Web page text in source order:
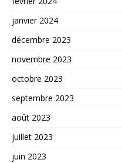
janvier 2024
décembre 2023
novembre 2023
octobre 2023
septembre 2023
août 2023
juillet 2023
juin 2023